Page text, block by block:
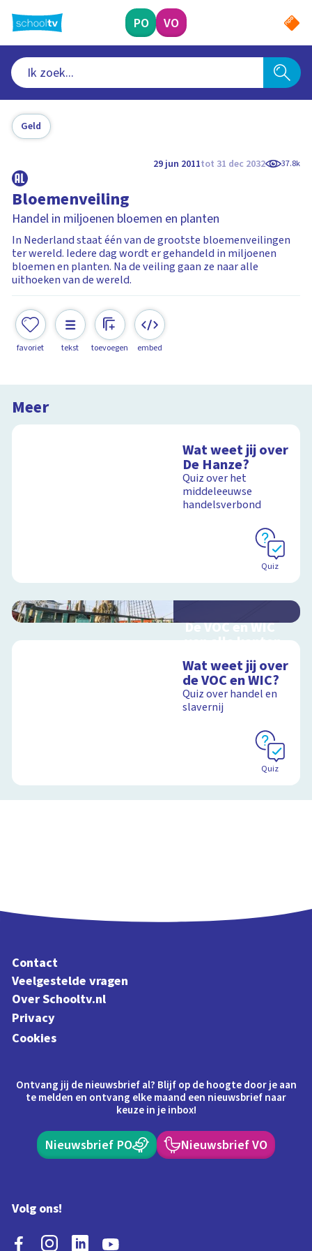
naar
hoofdinhoud
PO VO
Geld
29 jun 2011tot 31 dec 2032 37.8k
Bloemenveiling
Handel in miljoenen bloemen en planten
In Nederland staat één van de grootste bloemenveilingen
ter wereld. Iedere dag wordt er gehandeld in miljoenen
bloemen en planten. Na de veiling gaan ze naar alle
uithoeken van de wereld.
favoriet tekst toevoegen embed
Meer
Wat weet jij over
De Hanze?
Quiz over het
middeleeuwse
handelsverbond
Quiz
De VOC en WIC
van alle kanten
over zee
Wat weet jij over
de VOC en WIC?
Quiz over handel en
slavernij
Quiz
Contact
Veelgestelde vragen
Over Schooltv.nl
Privacy
Cookies
Ontvang jij de nieuwsbrief al? Blijf op de hoogte door je aan
te melden en ontvang elke maand een nieuwsbrief naar
keuze in je inbox!
Nieuwsbrief PO Nieuwsbrief VO
Volg ons!